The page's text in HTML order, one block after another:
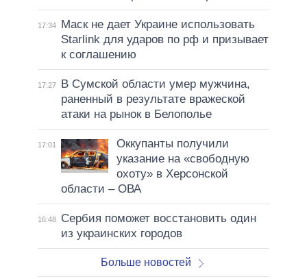
17:34
Маск не дает Украине использовать
Starlink для ударов по рф и призывает
к соглашению
17:27
В Сумской области умер мужчина,
раненный в результате вражеской
атаки на рынок в Белополье
17:01
Оккупанты получили
указание на «свободную
охоту» в Херсонской
области – ОВА
16:48
Сербия поможет восстановить один
из украинских городов
Больше новостей